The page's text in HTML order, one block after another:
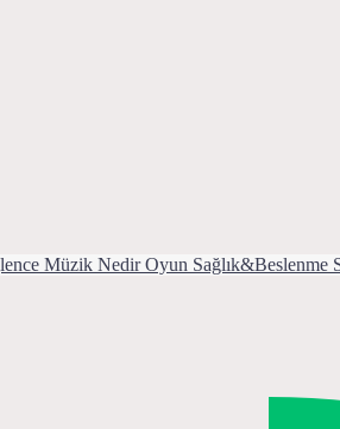
Müzik Nedir Oyun Sağlık&Beslenme